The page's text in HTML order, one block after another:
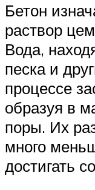
Бетон
раствор
Вода,
песка и
процессе
образуя в
поры. Их
много
достигать